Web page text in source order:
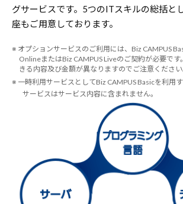
グサービスです。5つのITスキルの総括と
座もご用意しております。
※ オプションサービスのご利用には、Biz CAMPUS
OnlineまたはBiz CAMPUS Liveのご契約が必要で
きる内容及び金額が異なりますのでご注意ください
※ 一時利用サービスとしてBiz CAMPUS Basicを利用
サービスはサービス内容に含まれません。